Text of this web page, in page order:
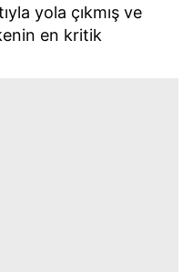
yola çıkmış ve
en kritik